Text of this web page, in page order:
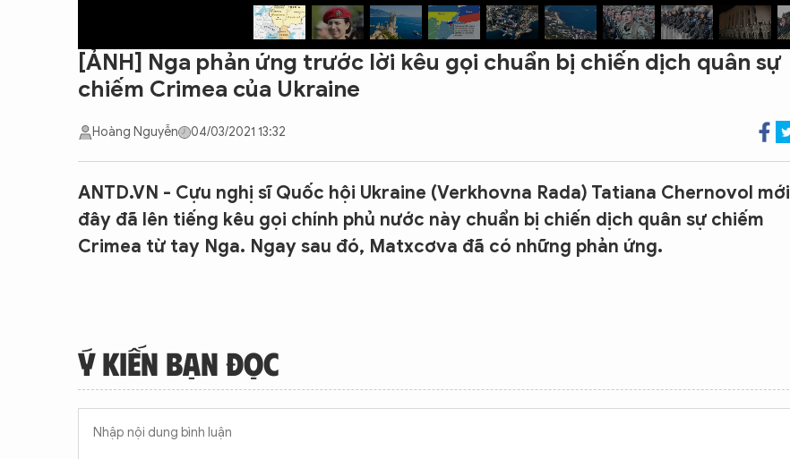
[ẢNH] Nga phản ứng trước lời kêu gọi chuẩn bị chiến dịch quân sự
chiếm Crimea của Ukraine
Hoàng Nguyễn 04/03/2021 13:32
ANTD.VN - Cựu nghị sĩ Quốc hội Ukraine (Verkhovna Rada) Tatiana Chernovol mới
đây đã lên tiếng kêu gọi chính phủ nước này chuẩn bị chiến dịch quân sự chiếm
Crimea từ tay Nga. Ngay sau đó, Matxcơva đã có những phản ứng.
Ý KIẾN BẠN ĐỌC